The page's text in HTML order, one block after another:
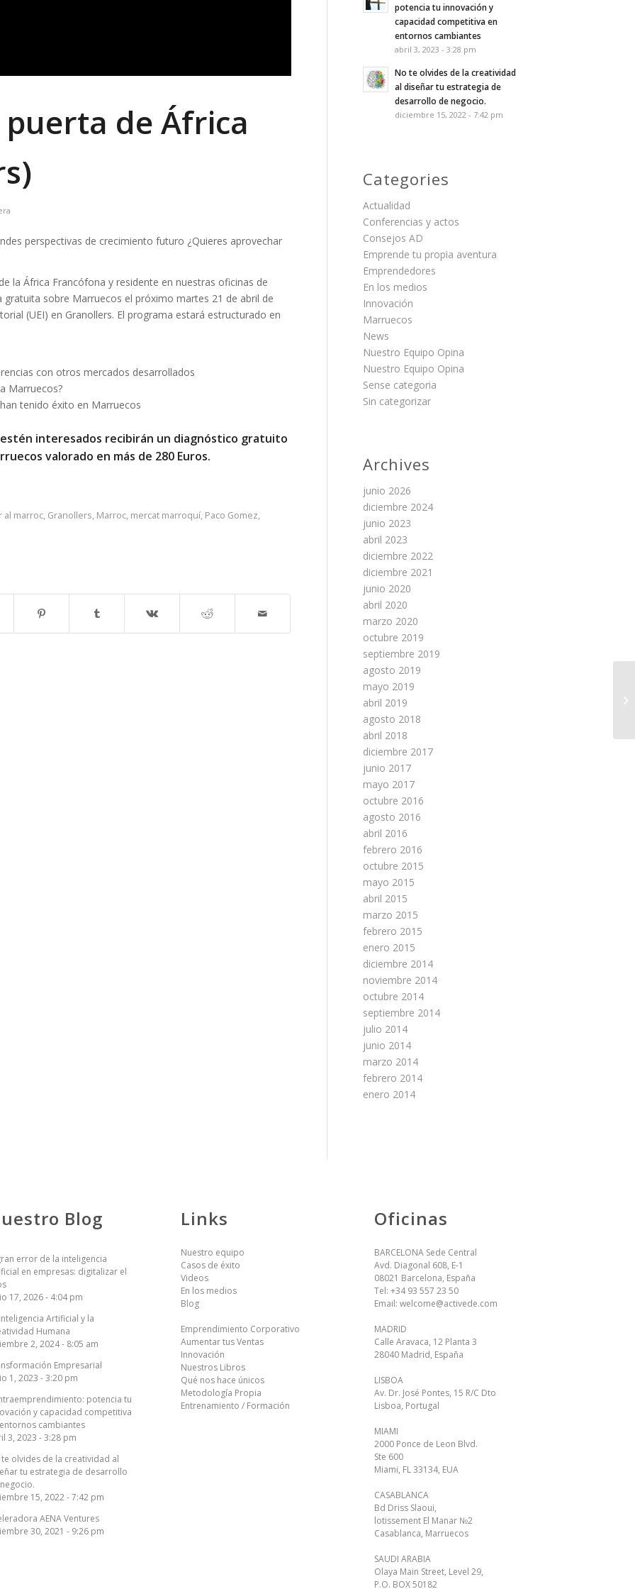
de África
perspectivas de crecimiento futuro ¿Quieres aprovechar
la África Francófona y residente en nuestras oficinas de
gratuita sobre Marruecos el próximo martes 21 de abril de
(UEI) en Granollers. El programa estará estructurado en
con otros mercados desarrollados
Marruecos?
tenido éxito en Marruecos
interesados recibirán un diagnóstico gratuito
valorado en más de 280 Euros.
al marroc, Granollers, Marroc, mercat marroquí, Paco Gomez,
potencia tu innovación y
capacidad competitiva en
entornos cambiantes
abril 3, 2023 - 3:28 pm
No te olvides de la creatividad
al diseñar tu estrategia de
desarrollo de negocio.
diciembre 15, 2022 - 7:42 pm
Categories
Actualidad
Conferencias y actos
Consejos AD
Emprende tu propia aventura
Emprendedores
En los medios
Innovación
Marruecos
News
Nuestro Equipo Opina
Nuestro Equipo Opina
Sense categoria
Sin categorizar
Archives
junio 2026
diciembre 2024
junio 2023
abril 2023
diciembre 2022
diciembre 2021
junio 2020
abril 2020
marzo 2020
octubre 2019
septiembre 2019
agosto 2019
mayo 2019
abril 2019
agosto 2018
abril 2018
diciembre 2017
junio 2017
mayo 2017
octubre 2016
agosto 2016
abril 2016
febrero 2016
octubre 2015
mayo 2015
abril 2015
marzo 2015
febrero 2015
enero 2015
diciembre 2014
noviembre 2014
octubre 2014
septiembre 2014
julio 2014
junio 2014
marzo 2014
febrero 2014
enero 2014
Blog
error de la inteligencia
en empresas: digitalizar el
17, 2026 - 4:04 pm
Artificial y la
Humana
2, 2024 - 8:05 am
Empresarial
1, 2023 - 3:20 pm
potencia tu
y capacidad competitiva
cambiantes
3, 2023 - 3:28 pm
olvides de la creatividad al
tu estrategia de desarrollo
15, 2022 - 7:42 pm
AENA Ventures
30, 2021 - 9:26 pm
Links
Nuestro equipo
Casos de éxito
Videos
En los medios
Blog
Emprendimiento Corporativo
Aumentar tus Ventas
Innovación
Nuestros Libros
Qué nos hace únicos
Metodología Propia
Entrenamiento / Formación
Oficinas
BARCELONA Sede Central
Avd. Diagonal 608, E-1
08021 Barcelona, España
Tel: +34 93 557 23 50
Email: welcome@activede.com
MADRID
Calle Aravaca, 12 Planta 3
28040 Madrid, España
LISBOA
Av. Dr. José Pontes, 15 R/C Dto
Lisboa, Portugal
MIAMI
2000 Ponce de Leon Blvd.
Ste 600
Miami, FL 33134, EUA
CASABLANCA
Bd Driss Slaoui,
lotissement El Manar №2
Casablanca, Marruecos
SAUDI ARABIA
Olaya Main Street, Level 29,
P.O. BOX 50182